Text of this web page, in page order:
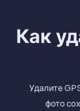
Как
Удалите
фото